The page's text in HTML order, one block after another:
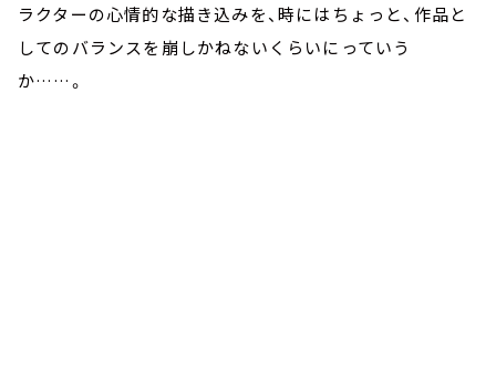
ラクターの心情的な描き込みを、時にはちょっと、作品と
してのバランスを崩しかねないくらいにっていう
か……。